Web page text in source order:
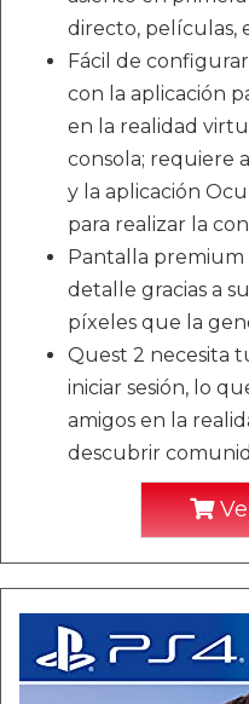
directo, películas,
Fácil de
con la aplicación
en la realidad
consola; requiere
y la aplicación
para realizar la
Pantalla premium
detalle gracias a
píxeles que la
Quest 2 necesita
iniciar sesión, lo
amigos en la
descubrir